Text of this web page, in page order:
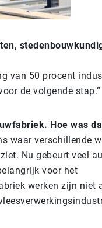
van 50 procent
de volgende stap.”
Hoe was
waar verschillende
Nu gebeurt veel
voor het
werken zijn niet